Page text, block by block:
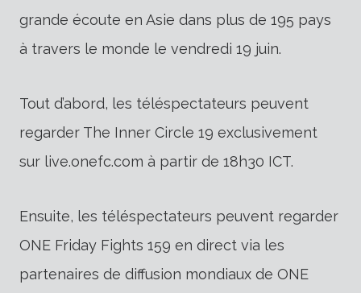
grande écoute en Asie dans plus de 195 pays
à travers le monde le vendredi 19 juin.
Tout d’abord, les téléspectateurs peuvent
regarder The Inner Circle 19 exclusivement
sur live.onefc.com à partir de 18h30 ICT.
Ensuite, les téléspectateurs peuvent regarder
ONE Friday Fights 159 en direct via les
partenaires de diffusion mondiaux de ONE